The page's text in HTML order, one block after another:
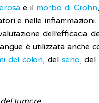
e il morbo di Crohn
e nelle
dell’efficacia
è utilizzata anche
del colon, delseno, del
tumore